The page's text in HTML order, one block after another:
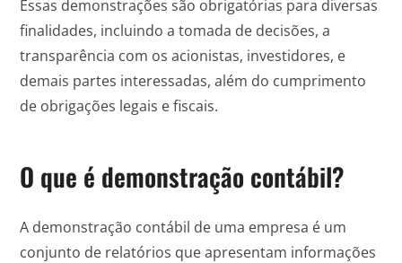
Essas demonstrações são obrigatórias para diversas
finalidades, incluindo a tomada de decisões, a
transparência com os acionistas, investidores, e
demais partes interessadas, além do cumprimento
de obrigações legais e fiscais.
O que é demonstração contábil?
A demonstração contábil de uma empresa é um
conjunto de relatórios que apresentam informações